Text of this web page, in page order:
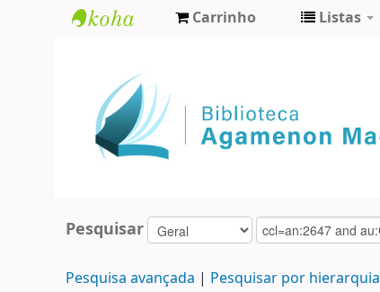
Agamenon
Magalhães
Carrinho Listas
Pesquisar
Pesquisa avançada Pesquisar por hierarquia